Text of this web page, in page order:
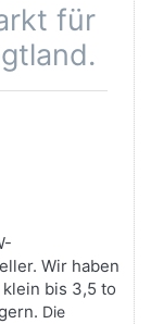
für
Wir haben
bis 3,5 to
Die